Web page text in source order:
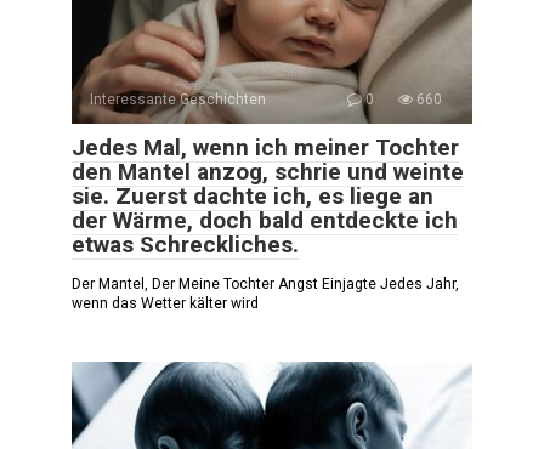
Interessante Geschichten 0 660
Jedes Mal, wenn ich meiner Tochter
den Mantel anzog, schrie und weinte
sie. Zuerst dachte ich, es liege an
der Wärme, doch bald entdeckte ich
etwas Schreckliches.
Der Mantel, Der Meine Tochter Angst Einjagte Jedes Jahr,
wenn das Wetter kälter wird